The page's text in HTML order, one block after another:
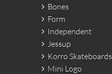
Bones
Form
Independent
Jessup
Korro Skateboards
Mini Logo